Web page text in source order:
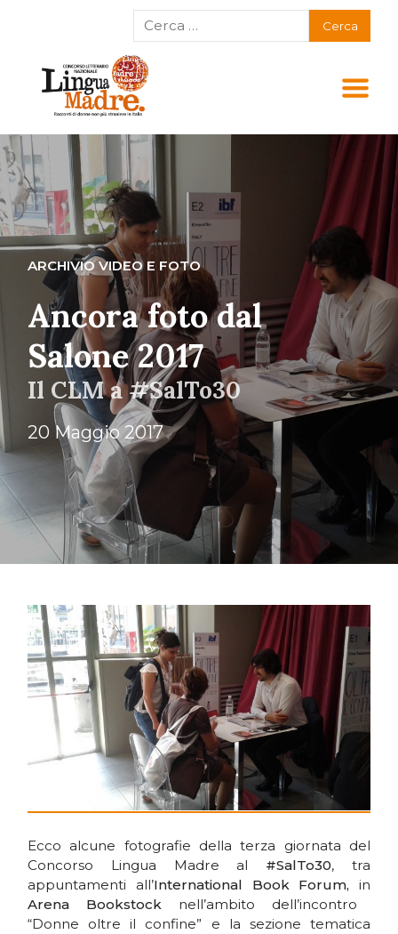
ARCHIVIO VIDEO E FOTO
Ancora foto dal
Salone 2017
Il CLM a #SalTo30
20 Maggio 2017
Ecco alcune fotografie della terza giornata del
Concorso Lingua Madre al #SalTo30, tra
appuntamenti all’International Book Forum, in
Arena Bookstock nell’ambito dell’incontro
“Donne oltre il confine” e la sezione tematica